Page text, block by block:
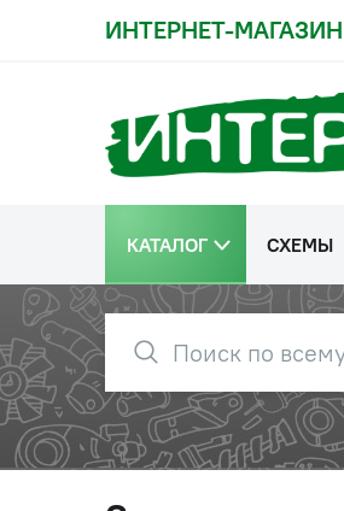
ИНТЕРНЕТ-
КАТАЛОГ СХЕМЫ